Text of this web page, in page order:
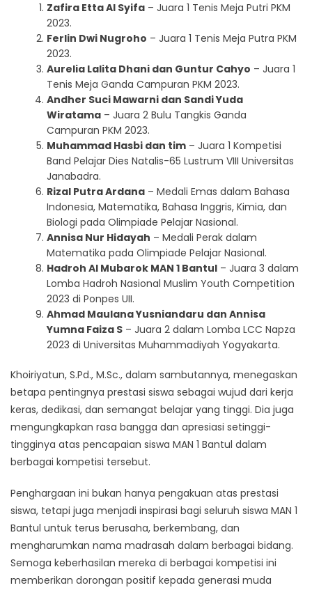
Zafira Etta Al Syifa – Juara 1 Tenis Meja Putri PKM
2023.
Ferlin Dwi Nugroho – Juara 1 Tenis Meja Putra PKM
2023.
Aurelia Lalita Dhani dan Guntur Cahyo – Juara 1
Tenis Meja Ganda Campuran PKM 2023.
Andher Suci Mawarni dan Sandi Yuda
Wiratama – Juara 2 Bulu Tangkis Ganda
Campuran PKM 2023.
Muhammad Hasbi dan tim – Juara 1 Kompetisi
Band Pelajar Dies Natalis-65 Lustrum VIII Universitas
Janabadra.
Rizal Putra Ardana – Medali Emas dalam Bahasa
Indonesia, Matematika, Bahasa Inggris, Kimia, dan
Biologi pada Olimpiade Pelajar Nasional.
Annisa Nur Hidayah – Medali Perak dalam
Matematika pada Olimpiade Pelajar Nasional.
Hadroh Al Mubarok MAN 1 Bantul – Juara 3 dalam
Lomba Hadroh Nasional Muslim Youth Competition
2023 di Ponpes UII.
Ahmad Maulana Yusniandaru dan Annisa
Yumna Faiza S – Juara 2 dalam Lomba LCC Napza
2023 di Universitas Muhammadiyah Yogyakarta.
Khoiriyatun, S.Pd., M.Sc., dalam sambutannya, menegaskan
betapa pentingnya prestasi siswa sebagai wujud dari kerja
keras, dedikasi, dan semangat belajar yang tinggi. Dia juga
mengungkapkan rasa bangga dan apresiasi setinggi-
tingginya atas pencapaian siswa MAN 1 Bantul dalam
berbagai kompetisi tersebut.
Penghargaan ini bukan hanya pengakuan atas prestasi
siswa, tetapi juga menjadi inspirasi bagi seluruh siswa MAN 1
Bantul untuk terus berusaha, berkembang, dan
mengharumkan nama madrasah dalam berbagai bidang.
Semoga keberhasilan mereka di berbagai kompetisi ini
memberikan dorongan positif kepada generasi muda